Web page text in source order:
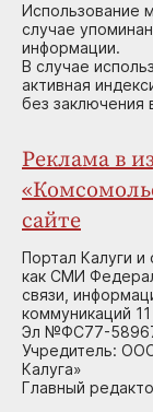
Использование
случае
информации.
В случае
активная
без заключения
Реклама в
сайте
Портал Калуги
как СМИ
связи,
коммуникаций
Эл №ФС77-
Учредитель:
Калуга»
Главный